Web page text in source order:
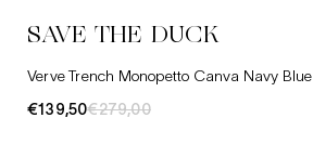
SAVE THE DUCK
Verve Trench Monopetto Canva Navy Blue
€139,50€279,00
Cinture
Cappelli